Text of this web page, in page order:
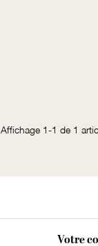
Affichage 1-1 de 1
Votre